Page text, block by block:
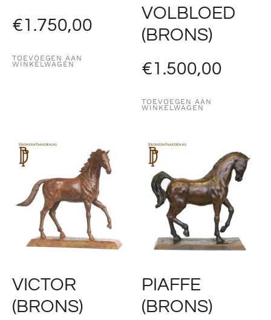
€1.750,00
TOEVOEGEN AAN
WINKELWAGEN
VOLBLOED
(BRONS)
€1.500,00
TOEVOEGEN AAN
WINKELWAGEN
VICTOR
(BRONS)
PIAFFE
(BRONS)